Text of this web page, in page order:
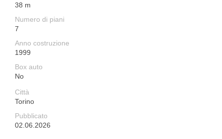
38 m
Numero di piani
7
Anno costruzione
1999
Box auto
No
Città
Torino
Pubblicato
02.06.2026